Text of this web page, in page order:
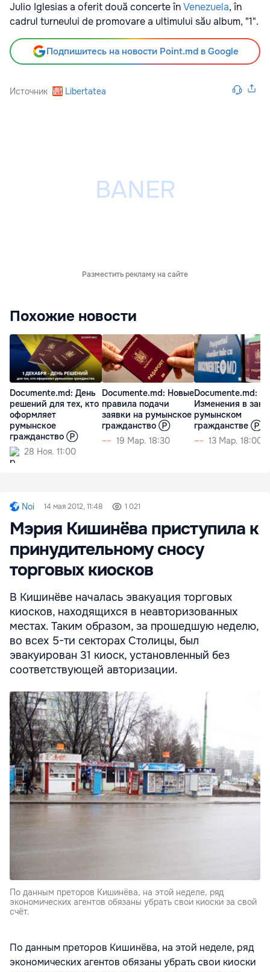
Julio Iglesias a oferit două concerte înVenezuela, în
cadrul turneului de promovare a ultimului său album, "1".
Подпишитесь на новости Point.md в Google
Источник Libertatea
Разместить рекламу на сайте
Похожие новости
Documente.md: День
решений для тех, кто
оформляет
румынское
гражданство Ⓟ
28 Ноя. 11:00
Documente.md: Новые
правила подачи
заявки на румынское
гражданство Ⓟ
19 Мар. 18:30
Documente.md:
Изменения в
румынском
гражданстве Ⓟ
13 Мар. 18:00
Noi 14 мая 2012, 11:48 1 021
Мэрия Кишинёва приступила к
принудительному сносу
торговых киосков
В Кишинёве началась эвакуация торговых
киосков, находящихся в неавторизованных
местах. Таким образом, за прошедшую неделю,
во всех 5-ти секторах Столицы, был
эвакуирован 31 киоск, установленный без
соответствующей авторизации.
По данным преторов Кишинёва, на этой неделе, ряд
экономических агентов обязаны убрать свои киоски за свой
счёт.
По данным преторов Кишинёва, на этой неделе, ряд
экономических агентов обязаны убрать свои киоски